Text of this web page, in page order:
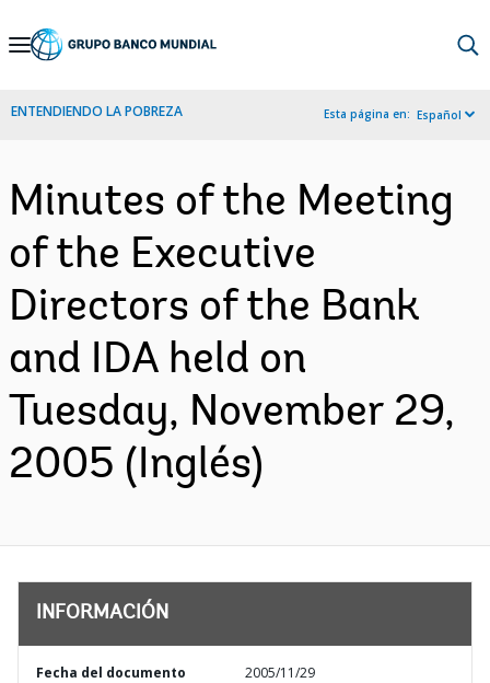
Skip
Navigation
ENTENDIENDO LA POBREZA Esta página en: Español
Minutes of the Meeting
of the Executive
Directors of the Bank
and IDA held on
Tuesday, November 29,
2005 (Inglés)
INFORMACIÓN
Fecha del documento 2005/11/29